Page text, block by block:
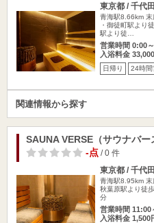
東京都 / 千代
青海駅8.66km 末
・御徒町駅より
駅より徒…
営業時間 0:00
入浴料金
日帰り 24時間
関連情報から探す
SAUNA VERSE（サウナバー
-点/ 0 件
東京都 / 千代
青海駅8.95km 末
秋葉原駅より徒
分
営業時間 11:00
入浴料金 1,500